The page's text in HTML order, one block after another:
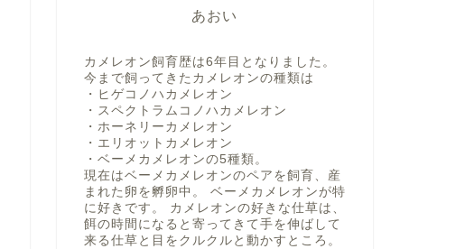
あおい
カメレオン飼育歴は6年目となりました。
今まで飼ってきたカメレオンの種類は
・ヒゲコノハカメレオン
・スペクトラムコノハカメレオン
・ホーネリーカメレオン
・エリオットカメレオン
・ベーメカメレオンの5種類。
現在はベーメカメレオンのペアを飼育、産
まれた卵を孵卵中。 ベーメカメレオンが特
に好きです。 カメレオンの好きな仕草は、
餌の時間になると寄ってきて手を伸ばして
来る仕草と目をクルクルと動かすところ。